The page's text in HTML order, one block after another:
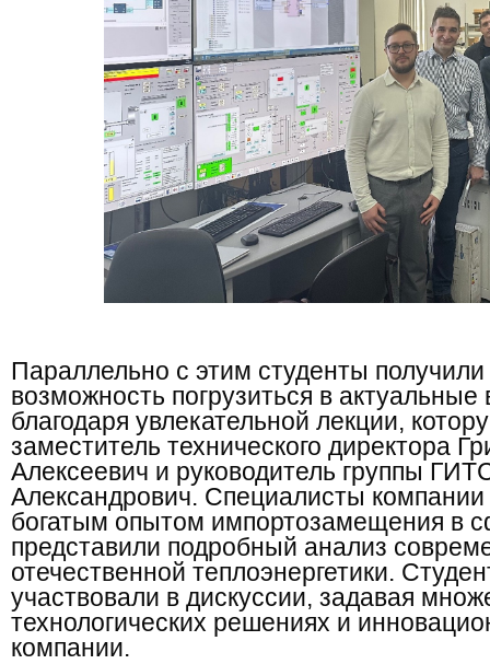
Параллельно с этим студенты
возможность погрузиться в
благодаря увлекательной лекции,
заместитель технического директора
Алексеевич и руководитель группы
Александрович. Специалисты компании
богатым опытом импортозамещения в
представили подробный анализ
отечественной теплоэнергетики.
участвовали в дискуссии, задавая
технологических решениях и
компании.